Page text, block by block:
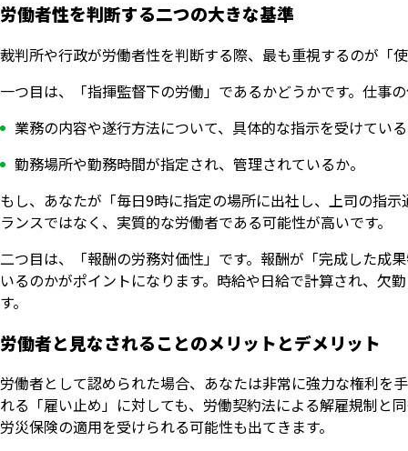
労働者性を判断する二つの大きな基準
裁判所や行政が労働者性を判断する際、最も重視するのが「
一つ目は、「指揮監督下の労働」であるかどうかです。仕事
業務の内容や遂行方法について、具体的な指示を受けてい
勤務場所や勤務時間が指定され、管理されているか。
もし、あなたが「毎日9時に指定の場所に出社し、上司の指
ランスではなく、実質的な労働者である可能性が高いです。
二つ目は、「報酬の労務対価性」です。報酬が「完成した成
いるのかがポイントになります。時給や日給で計算され、欠
す。
労働者と見なされることのメリットとデメリット
労働者として認められた場合、あなたは非常に強力な権利を
れる「雇い止め」に対しても、労働契約法による解雇規制と
労災保険の適用を受けられる可能性も出てきます。